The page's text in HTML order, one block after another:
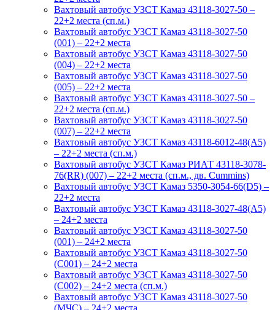
Вахтовый автобус УЗСТ Камаз 43118-3027-50 –
22+2 места (сп.м.)
Вахтовый автобус УЗСТ Камаз 43118-3027-50
(001) – 22+2 места
Вахтовый автобус УЗСТ Камаз 43118-3027-50
(004) – 22+2 места
Вахтовый автобус УЗСТ Камаз 43118-3027-50
(005) – 22+2 места
Вахтовый автобус УЗСТ Камаз 43118-3027-50 –
22+2 места (сп.м.)
Вахтовый автобус УЗСТ Камаз 43118-3027-50
(007) – 22+2 места
Вахтовый автобус УЗСТ Камаз 43118-6012-48(А5)
– 22+2 места (сп.м.)
Вахтовый автобус УЗСТ Камаз РИАТ 43118-3078-
76(RR) (007) – 22+2 места (сп.м., дв. Cummins)
Вахтовый автобус УЗСТ Камаз 5350-3054-66(D5) –
22+2 места
Вахтовый автобус УЗСТ Камаз 43118-3027-48(A5)
– 24+2 места
Вахтовый автобус УЗСТ Камаз 43118-3027-50
(001) – 24+2 места
Вахтовый автобус УЗСТ Камаз 43118-3027-50
(С001) – 24+2 места
Вахтовый автобус УЗСТ Камаз 43118-3027-50
(С002) – 24+2 места (сп.м.)
Вахтовый автобус УЗСТ Камаз 43118-3027-50
(МЧС) – 24+2 места